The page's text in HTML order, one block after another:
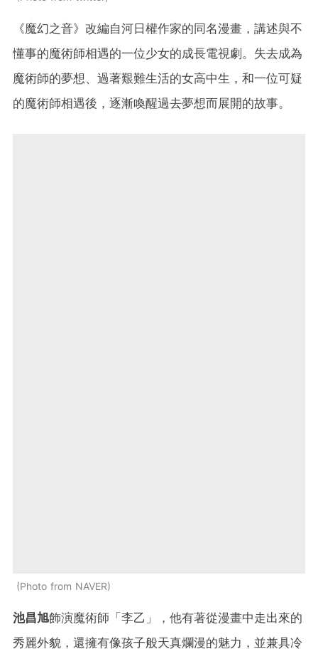
《魔幻之音》改編自河日權作家的同名漫畫，講述與不
懂事的魔術師相遇的一位少女的成長電視劇。失去成為
魔術師的夢想、過著艱難生活的女高中生，和一位可疑
的魔術師相遇後，逐漸喚醒過去夢想而展開的故事。
Photo from NAVER
池昌旭飾演魔術師「李乙」，他有著從漫畫中走出來的
秀麗外貌，還擁有像孩子般天真爛漫的魅力，並兼具冷